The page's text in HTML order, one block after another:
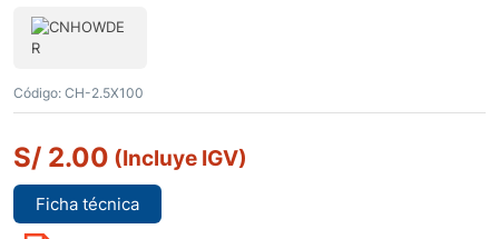
Código: CH-2.5X100
S/ 2.00 (Incluye IGV)
Ficha técnica